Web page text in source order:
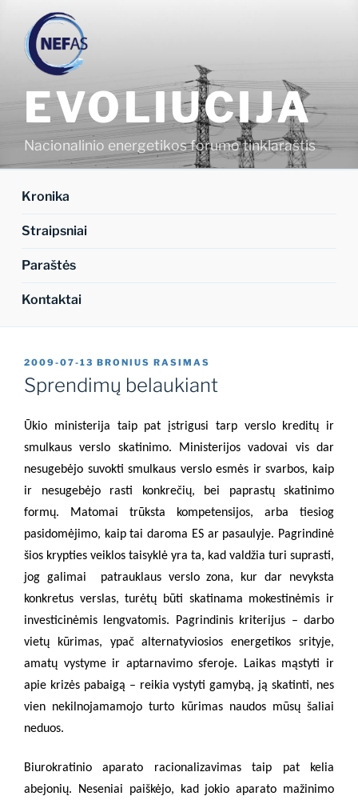
turinio
EVOLIUCIJA
Nacionalinio energetikos forumo tinklaraštis
Kronika
Straipsniai
Paraštės
Kontaktai
PASKELBTA
2009-07-13 BRONIUS RASIMAS
Sprendimų belaukiant
Ūkio ministerija taip pat įstrigusi tarp verslo kreditų ir
smulkaus verslo skatinimo. Ministerijos vadovai vis dar
nesugebėjo suvokti smulkaus verslo esmės ir svarbos, kaip
ir nesugebėjo rasti konkrečių, bei paprastų skatinimo
formų. Matomai trūksta kompetensijos, arba tiesiog
pasidomėjimo, kaip tai daroma ES ar pasaulyje. Pagrindinė
šios krypties veiklos taisyklė yra ta, kad valdžia turi suprasti,
jog galimai
patrauklaus verslo zona, kur dar nevyksta
konkretus verslas, turėtų būti skatinama mokestinėmis ir
investicinėmis lengvatomis. Pagrindinis kriterijus – darbo
vietų kūrimas, ypač alternatyviosios energetikos srityje,
amatų vystyme ir aptarnavimo sferoje. Laikas mąstyti ir
apie krizės pabaigą – reikia vystyti gamybą, ją skatinti, nes
vien nekilnojamamojo turto kūrimas naudos mūsų šaliai
neduos.
Biurokratinio aparato racionalizavimas taip pat kelia
abejonių. Neseniai paiškėjo, kad jokio aparato mažinimo